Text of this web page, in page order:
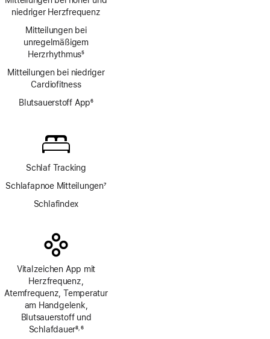
niedriger Herzfrequenz
Mitteilungen bei
unregelmäßigem
Herzrhythmus
Fußnote
5
Mitteilungen bei niedriger
Cardio­fitness
Blutsauerstoff App6
Schlaf Tracking
Schlafapnoe Mitteilungen
Fußnote
7
Schlafindex
Vitalzeichen App mit
Herzfrequenz,
Atemfrequenz, Temperatur
am Handgelenk,
Blutsauerstoff und
Schlafdauer8, 6